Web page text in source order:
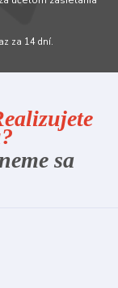
za 14 dní.
sa